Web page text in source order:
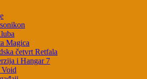
Magica
četvrt Retfala
i Hangar 7